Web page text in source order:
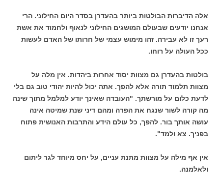
אלה הדיברות הבולטות ביותר בהעדרן בסדר היום החילוני. הרי
אנחנו יודעים שבעולם המושגים החילוני לנאוף ולחמוד את אשת
רעך זו לא עבירה. זהו מימוש עצמי של חרותו של האדם לעשות
ככל העולה על רוחו.
בולטות בהעדרן גם מצוות יסוד אחרות ביהדות. אין מלה על
מצוות תלמוד תורה אלא להפך. אתה יכול להיות יהודי טוב גם בלי
לדעת כלום על מורשתך. "העובדה שאינך יודע למלמל מתוך שינה
מה קורה לשור שנגח את הפרה ומהם דיני שנת שמיטה אינה
עושה אותך בור. להפך, כל עולם הידע והתרבות האנושית פתוח
בפניך. צא ולמד".
אין אף מילה על מצוות מתנת עניים, על יחס מיוחד לגר ליתום
ולאלמנה.